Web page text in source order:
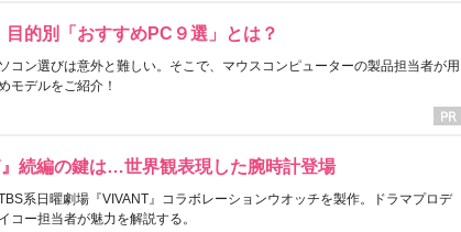
目的別「おすすめPC９選」とは？
コン選びは意外と難しい。そこで、マウスコンピューターの製品担当者が用
モデルをご紹介！
』続編の鍵は…世界観表現した腕時計登場
系日曜劇場『VIVANT』コラボレーションウオッチを製作。ドラマプロデ
コー担当者が魅力を解説する。